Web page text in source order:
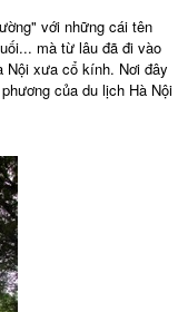
với những cái tên
mà từ lâu đã đi vào
Nội xưa cổ kính. Nơi đây
của du lịch Hà Nội